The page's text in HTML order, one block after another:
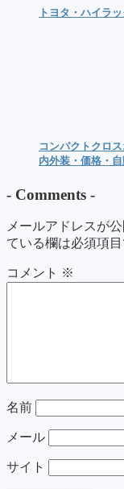
トヨタ・ハイラ
コンパクトクロ
内外装・価格・
- Comments -
メールアドレスが
ている欄は必須項
コメント ※
名前
メール
サイト